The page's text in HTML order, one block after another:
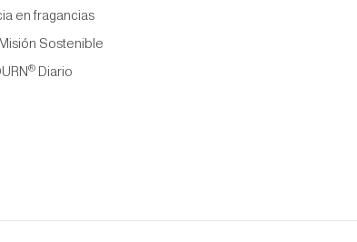
en fragancias
Sostenible
® Diario